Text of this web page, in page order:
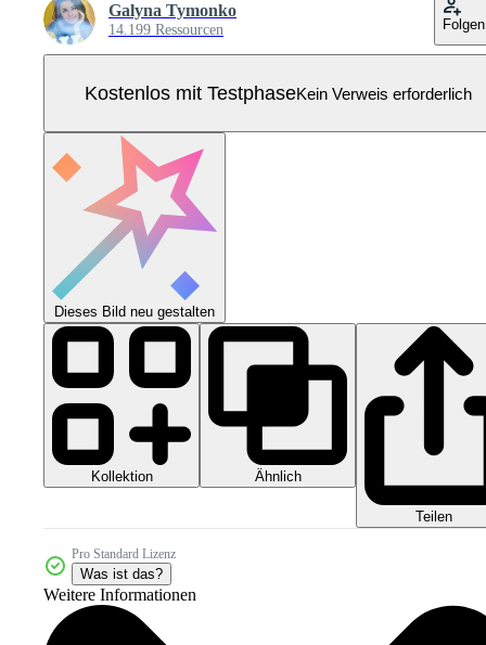
Galyna Tymonko
14.199 Ressourcen Folgen
Kostenlos mit TestphaseKein Verweis erforderlich
Dieses Bild neu gestalten
Kollektion Ähnlich
Teilen
Pro Standard Lizenz
Was ist das?
Weitere Informationen